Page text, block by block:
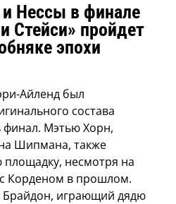
Нессы в финале
Стейси» пройдет
эпохи
Айленд был
состава
финал. Мэтью Хорн,
Шипмана, также
несмотря на
Корденом в прошлом.
играющий дядю